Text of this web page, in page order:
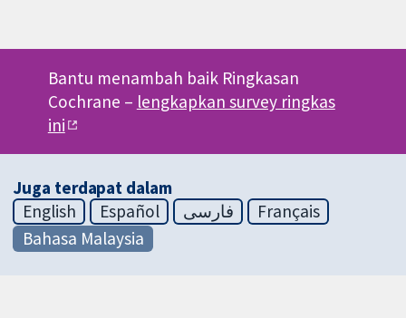
Bantu menambah baik Ringkasan
Cochrane – lengkapkan survey ringkas
ini
Juga terdapat dalam
English
Español فارسی
Français
Bahasa Malaysia